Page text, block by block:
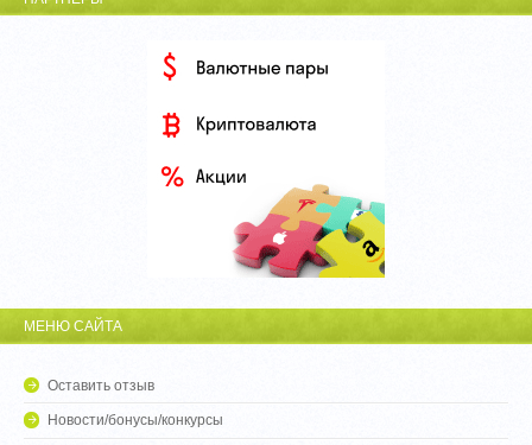
МЕНЮ САЙТА
Оставить отзыв
Новости/бонусы/конкурсы